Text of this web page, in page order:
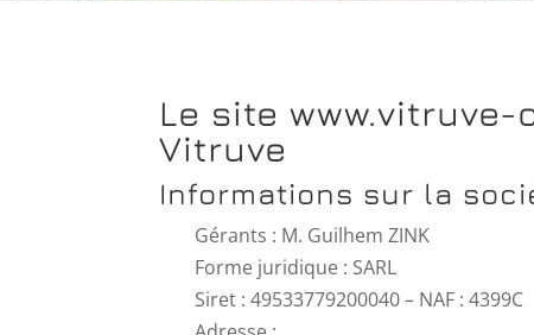
Le site
Vitruve
Informations sur la
Gérants : M. Guilhem ZINK
Forme juridique : SARL
Siret : 49533779200040 – NAF : 4399C